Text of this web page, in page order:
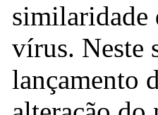
similaridade
vírus. Neste
lançamento